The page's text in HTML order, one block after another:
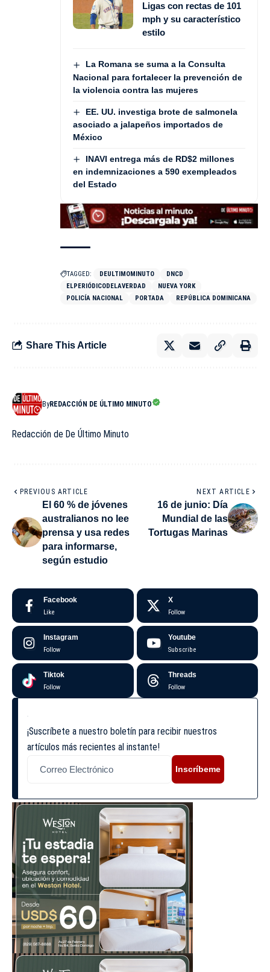
Ligas con rectas de 101
mph y su característico
estilo
La Romana se suma a la Consulta
Nacional para fortalecer la prevención de
la violencia contra las mujeres
EE. UU. investiga brote de salmonela
asociado a jalapeños importados de
México
INAVI entrega más de RD$2 millones
en indemnizaciones a 590 exempleados
del Estado
TAGGED: DEULTIMOMINUTO
DNCD
ELPERIÓDICODELAVERDAD
NUEVA YORK
POLICÍA NACIONAL
PORTADA REPÚBLICA DOMINICANA
Share This Article
ByREDACCIÓN DE ÚLTIMO MINUTO
Redacción de De Último Minuto
PREVIOUS ARTICLE
El 60 % de jóvenes
australianos no lee
prensa y usa redes
para informarse,
según estudio
NEXT ARTICLE
16 de junio: Día
Mundial de las
Tortugas Marinas
Facebook
Like
X
Follow
Instagram
Follow
Youtube
Subscribe
Tiktok
Follow
Threads
Follow
¡Suscríbete a nuestro boletín para recibir nuestros
artículos más recientes al instante!
Inscríbeme